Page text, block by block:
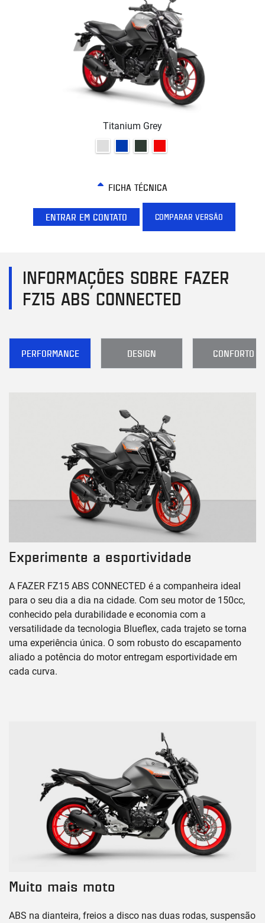
Titanium Grey
FICHA TÉCNICA
ENTRAR EM CONTATO COMPARAR VERSÃO
INFORMAÇÕES SOBRE FAZER
FZ15 ABS CONNECTED
PERFORMANCE DESIGN CONFORTO
Experimente a esportividade
A FAZER FZ15 ABS CONNECTED é a companheira ideal
para o seu dia a dia na cidade. Com seu motor de 150cc,
conhecido pela durabilidade e economia com a
versatilidade da tecnologia Blueflex, cada trajeto se torna
uma experiência única. O som robusto do escapamento
aliado a potência do motor entregam esportividade em
cada curva.
Muito mais moto
ABS na dianteira, freios a disco nas duas rodas, suspensão